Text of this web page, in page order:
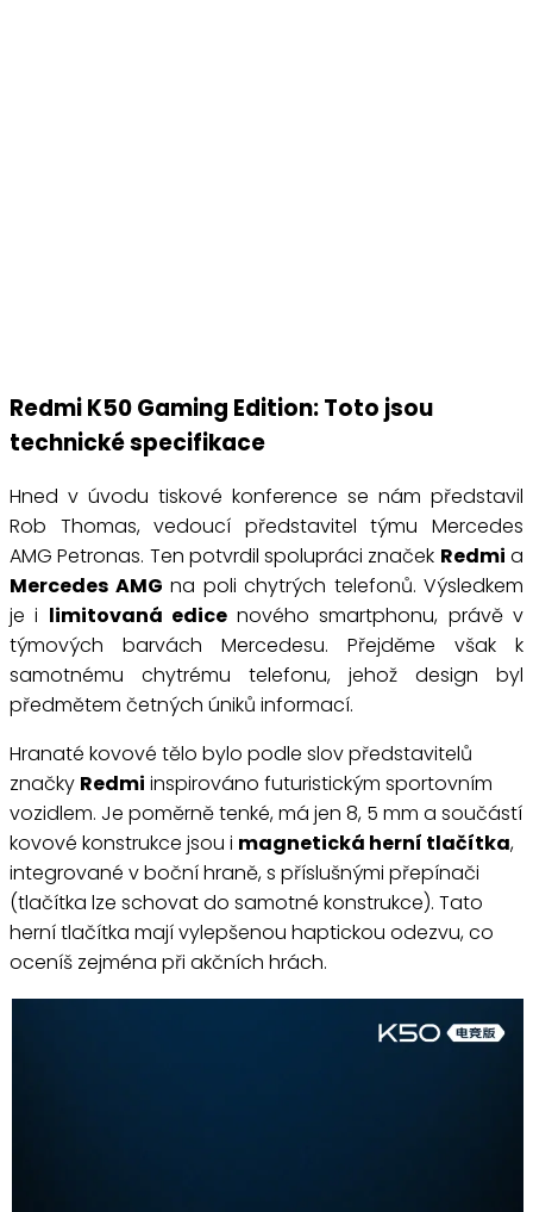
Redmi K50 Gaming Edition: Toto jsou
technické specifikace
Hned v úvodu tiskové konference se nám představil
Rob Thomas, vedoucí představitel týmu Mercedes
AMG Petronas. Ten potvrdil spolupráci značek Redmi a
Mercedes AMG na poli chytrých telefonů. Výsledkem
je i limitovaná edicenového smartphonu, právě v
týmových barvách Mercedesu. Přejděme však k
samotnému chytrému telefonu, jehož design byl
předmětem četných úniků informací.
Hranaté kovové tělo bylo podle slov představitelů
značky Redmi inspirováno futuristickým sportovním
vozidlem. Je poměrně tenké, má jen 8, 5 mm a součástí
kovové konstrukce jsou i magnetická herní tlačítka,
integrované v boční hraně, s příslušnými přepínači
(tlačítka lze schovat do samotné konstrukce). Tato
herní tlačítka mají vylepšenou haptickou odezvu, co
oceníš zejména při akčních hrách.